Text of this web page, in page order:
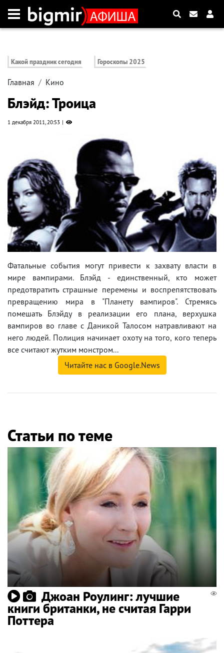
Какой праздник сегодня Гороскопы 2025
Главная Кино
Блэйд: Троица
1 декабря 2011, 20:53
Фатальные события могут привести к захвату власти в
мире вампирами. Блэйд - единственный, кто может
предотвратить страшные перемены и воспрепятствовать
превращению мира в "Планету вампиров". Стремясь
помешать Блэйду в реализации его плана, верхушка
вампиров во главе с Даникой Талосом натравливают на
него людей. Полиция начинает охоту на того, кого теперь
все считают жутким монстром...
Читайте нас в Google.News
Статьи по теме
Джоан Роулинг: лучшие
книги британки, не считая Гарри
Поттера